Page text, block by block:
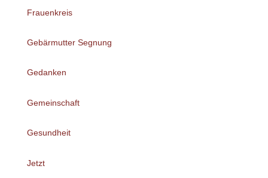
Frauenkreis
Gebärmutter Segnung
Gedanken
Gemeinschaft
Gesundheit
Jetzt